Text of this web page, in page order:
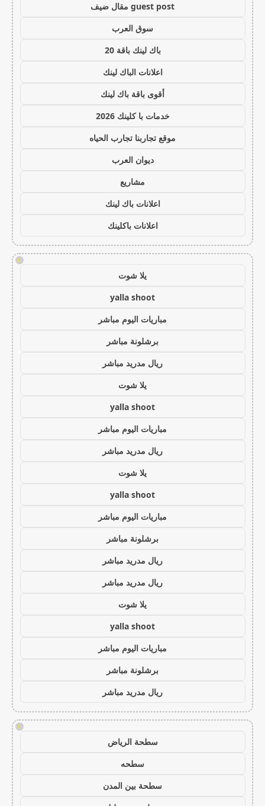
guest post مقال ضيف
سوق العرب
باك لينك باقة 20
اعلانات الباك لينك
أقوى باقة باك لينك
خدمات با كلينك 2026
موقع تجاربنا تجارب الحياه
ديوان العرب
مشاريع
اعلانات باك لينك
اعلانات باكلينك
!
يلا شوت
yalla shoot
مباريات اليوم مباشر
برشلونة مباشر
ريال مدريد مباشر
يلا شوت
yalla shoot
مباريات اليوم مباشر
ريال مدريد مباشر
يلا شوت
yalla shoot
مباريات اليوم مباشر
برشلونة مباشر
ريال مدريد مباشر
ريال مدريد مباشر
يلا شوت
yalla shoot
مباريات اليوم مباشر
برشلونة مباشر
ريال مدريد مباشر
!
سطحة الرياض
سطحه
سطحة بين المدن